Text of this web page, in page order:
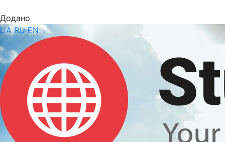
Додано
UA RU EN